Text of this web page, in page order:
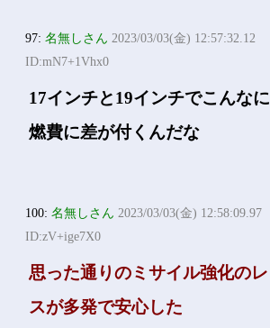
97:名無しさん 2023/03/03(金) 12:57:32.12
ID:mN7+1Vhx0
17インチと19インチでこんなに
燃費に差が付くんだな
100:名無しさん 2023/03/03(金) 12:58:09.97
ID:zV+ige7X0
思った通りのミサイル強化のレ
スが多発で安心した